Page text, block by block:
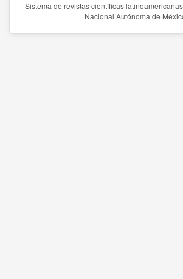
Sistema de revistas científicas
Nacional Autónoma de